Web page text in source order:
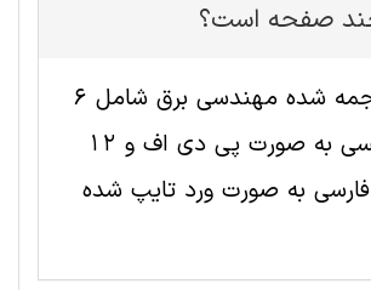
صفحه است؟
این مقاله ترجمه شده مهندسی برق شامل 6
صفحه انگلیسی به صورت پی دی اف و 12
به صورت ورد تایپ شده